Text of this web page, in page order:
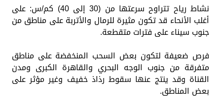
​نشاط رياح تتراوح سرعتها من (30 إلى 40) كم/س: على
أغلب الأنحاء قد تكون مثيرة للرمال والأتربة على مناطق من
جنوب سيناء على فترات متقطعة.
​فرص ضعيفة لتكون بعض السحب المنخفضة على مناطق
متفرقة من جنوب الوجه البحري والقاهرة الكبرى ومدن
القناة وقد ينتج عنها سقوط رذاذ خفيف وغير مؤثر على
بعض المناطق.